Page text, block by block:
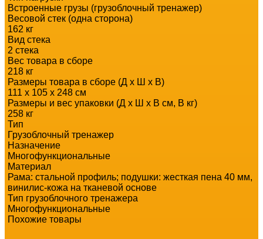
Встроенные грузы (грузоблочный тренажер)
Весовой стек (одна сторона)
162 кг
Вид стека
2 стека
Вес товара в сборе
218 кг
Размеры товара в сборе (Д x Ш x В)
111 х 105 х 248 см
Размеры и вес упаковки (Д x Ш x В см, В кг)
258 кг
Тип
Грузоблочный тренажер
Назначение
Многофункциональные
Материал
Рама: стальной профиль; подушки: жесткая пена 40 мм,
винилис-кожа на тканевой основе
Тип грузоблочного тренажера
Многофункциональные
Похожие товары